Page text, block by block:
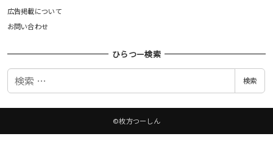
広告掲載について
お問い合わせ
ひらつー検索
検
検索
©枚方つーしん